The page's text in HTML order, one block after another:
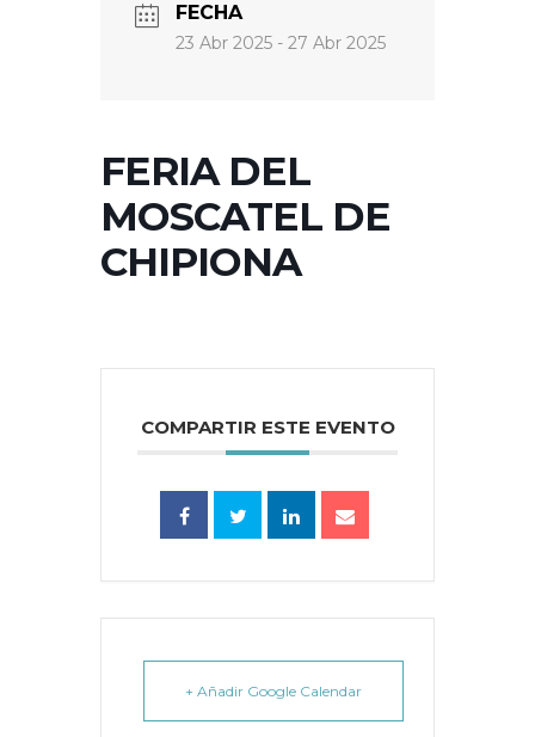
FECHA
23 Abr 2025 - 27 Abr 2025
FERIA DEL
MOSCATEL DE
CHIPIONA
COMPARTIR ESTE EVENTO
+ Añadir Google Calendar